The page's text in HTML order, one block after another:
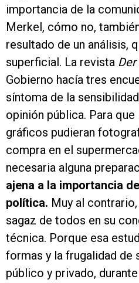
importancia de la
Merkel, cómo no,
resultado de un análisis,
superficial. La revista
Gobierno hacía tres
síntoma de la
opinión pública. Para
gráficos pudieran
compra en el
necesaria alguna
ajena a la importancia
política. Muy al
sagaz de todos en su
técnica. Porque esa
formas y la frugalidad de
público y privado,